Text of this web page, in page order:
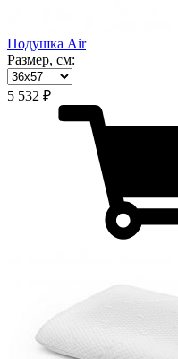
Подушка Air
Размер, см:
5 532 ₽